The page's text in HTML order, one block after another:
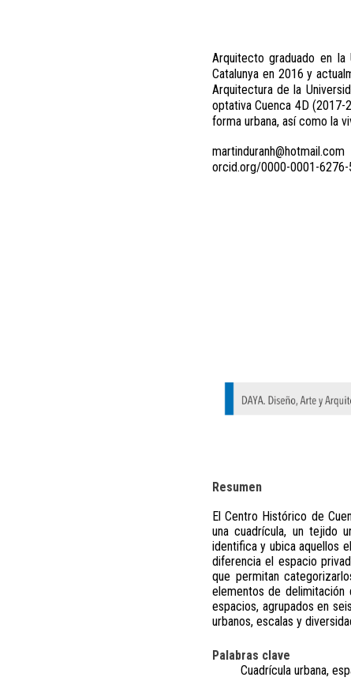
Arquitecto graduado en la
Catalunya en 2016 y
Arquitectura de la
optativa Cuenca 4D
forma urbana, así como la
martinduranh@hotmail.com
orcid.org/0000-0001-
Resumen
El Centro Histórico de
una cuadrícula, un tejido
identifica y ubica aquellos
diferencia el espacio
que permitan
elementos de delimitación
espacios, agrupados en
urbanos, escalas y
Palabras clave
Cuadrícula urbana,